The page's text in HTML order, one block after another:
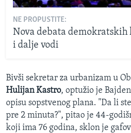
NE PROPUSTITE:
Nova debata demokratskih
i dalje vodi
Bivši sekretar za urbanizam u
Hulijan Kastro, optužio je
opisu sopstvenog plana. "Da li
pre 2 minuta?", pitao je 44-
koji ima 76 godina, sklon je